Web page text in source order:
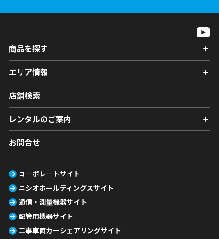
商品を探す
エリア情報
店舗検索
レンタルのご案内
お問合せ
コーポレートサイト
ニシオホールディングスサイト
通信・測量機器サイト
配管用機器サイト
工事車両カーシェアリングサイト